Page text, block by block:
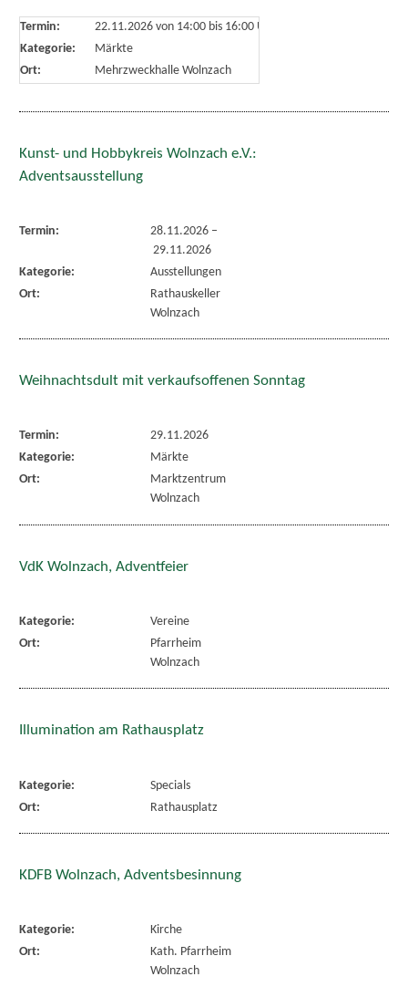
Termin: 22.11.2026 von 14:00bis 16:00 Uhr
Kategorie:
Märkte
Ort:
Mehrzweckhalle Wolnzach
Kunst- und Hobbykreis Wolnzach e.V.:
Adventsausstellung
Termin: 28.11.2026–
29.11.2026
Kategorie:
Ausstellungen
Ort:
Rathauskeller
Wolnzach
Weihnachtsdult mit verkaufsoffenen Sonntag
Termin:
29.11.2026
Kategorie:
Märkte
Ort:
Marktzentrum
Wolnzach
VdK Wolnzach, Adventfeier
Kategorie:
Vereine
Ort:
Pfarrheim
Wolnzach
Illumination am Rathausplatz
Kategorie:
Specials
Ort:
Rathausplatz
KDFB Wolnzach, Adventsbesinnung
Kategorie:
Kirche
Ort:
Kath. Pfarrheim
Wolnzach